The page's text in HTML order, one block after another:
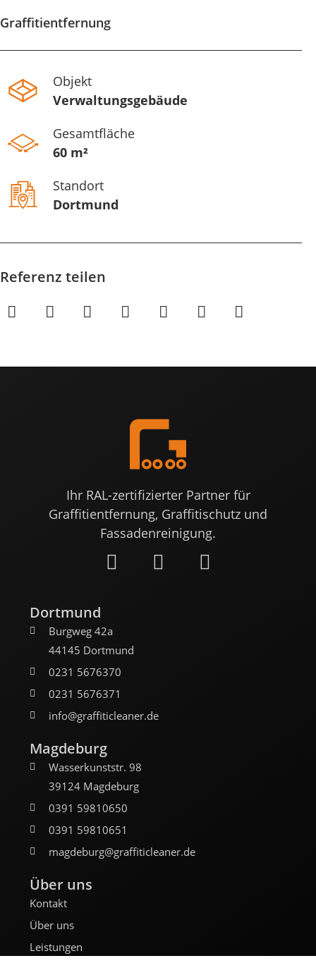
Graffitientfernung
Objekt
Verwaltungsgebäude
Gesamtfläche
60 m²
Standort
Dortmund
Referenz teilen
Ihr RAL-zertifizierter Partner für
Graffitientfernung, Graffitischutz und
Fassadenreinigung.
Dortmund
Burgweg 42a
44145 Dortmund
0231 5676370
0231 5676371
info@graffiticleaner.de
Magdeburg
Wasserkunststr. 98
39124 Magdeburg
0391 59810650
0391 59810651
magdeburg@graffiticleaner.de
Über uns
Kontakt
Über uns
Leistungen